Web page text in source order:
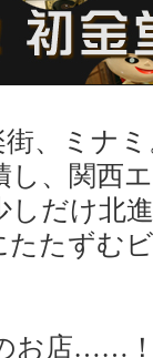
、ミナ
し、関西
しだけ北
たたずむ
お店……